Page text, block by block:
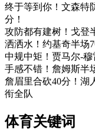
终于等到你！文森特
分！
攻防都有建树！戈登
洒洒水！约基奇半场
中规中矩！贾马尔-穆
手感不错！詹姆斯半
詹眉里合砍40分！湖
衔全队
体育关键词